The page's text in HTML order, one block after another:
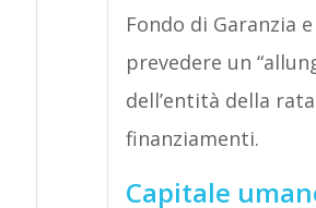
Fondo di Garanzia
prevedere un
dell’entità della
finanziamenti.
Capitale